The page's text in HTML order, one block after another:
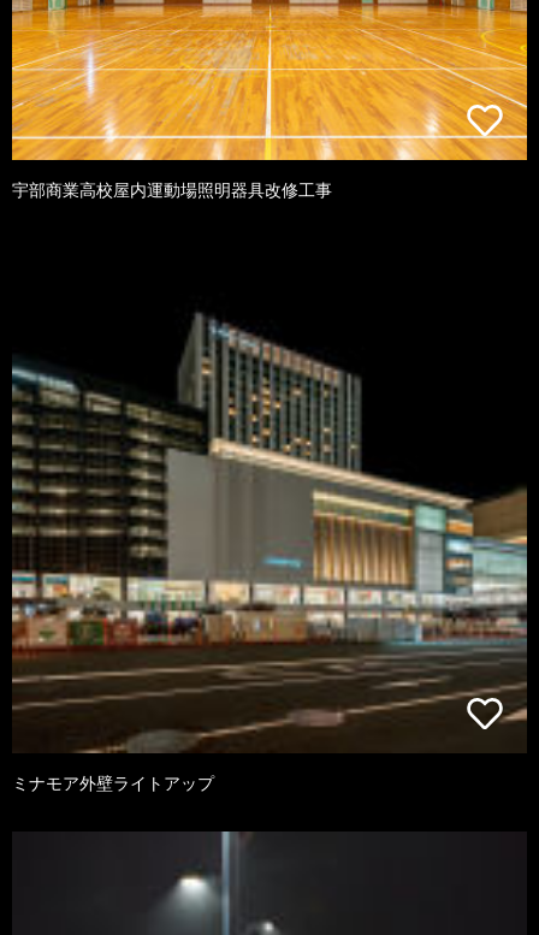
宇部商業高校屋内運動場照明器具改修工事
ミナモア外壁ライトアップ